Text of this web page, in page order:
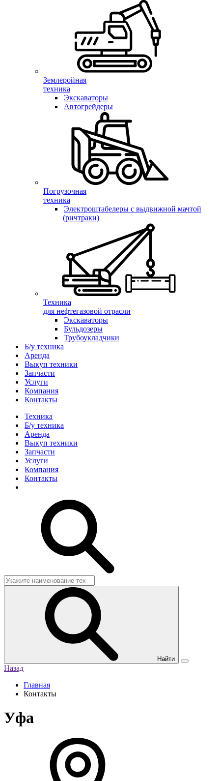
Землеройная
техника
Экскаваторы
Автогрейдеры
Погрузочная
техника
Электроштабелеры с выдвижной мачтой
(ричтраки)
Техника
для нефтегазовой отрасли
Экскаваторы
Бульдозеры
Трубоукладчики
Б/у техника
Аренда
Выкуп техники
Запчасти
Услуги
Компания
Контакты
Техника
Б/у техника
Аренда
Выкуп техники
Запчасти
Услуги
Компания
Контакты
Найти
Назад
Главная
Контакты
Уфа